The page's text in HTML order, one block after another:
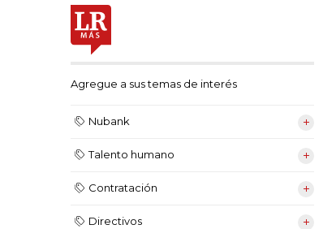
Agregue a sus temas de interés
Nubank
Talento humano
Contratación
Directivos